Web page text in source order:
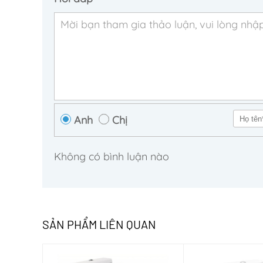
Anh Chị
Không có bình luận nào
SẢN PHẨM LIÊN QUAN